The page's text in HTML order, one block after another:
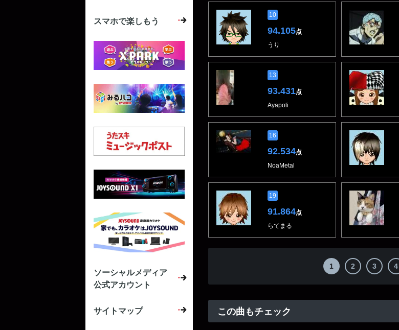
10
94.105点
うり
13
93.431点
Ayapoli
16
92.534点
NoaMetal
19
91.864点
らてまる
1 2 3 4
この曲もチェック
スマホで楽しもう
ソーシャルメディア
公式アカウント
サイトマップ